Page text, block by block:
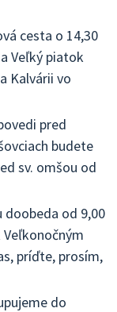
cesta o 14,30
Veľký piatok
Kalvárii vo
pred
budete
sv. omšou od
doobeda od 9,00
príďte, prosím,
do